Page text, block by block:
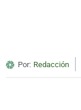
Por: Redacción